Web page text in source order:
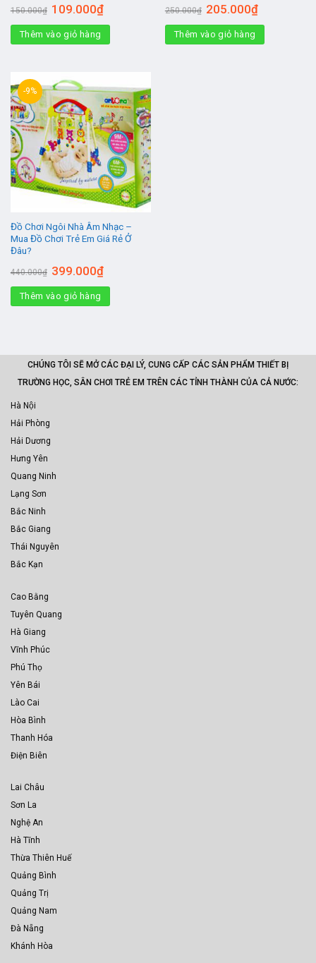
150.000₫ Giá
gốc
là:
150.000₫.
109.000₫Giá
tại
109.000₫.
Thêm vào giỏ hàng
250.000₫ Giá
gốc
là:
250.000₫.
205.000₫Giá
tại
205.000₫.
Thêm vào giỏ hàng
-9%
Đồ Chơi Ngôi Nhà Âm Nhạc –
Mua Đồ Chơi Trẻ Em Giá Rẻ Ở
Đâu?
440.000₫ Giá
gốc
là:
440.000₫.
399.000₫Giá
tại
399.000₫.
Thêm vào giỏ hàng
CHÚNG TÔI SẼ MỞ CÁC ĐẠI LÝ, CUNG CẤP CÁC SẢN PHẨM THIẾT BỊ
TRƯỜNG HỌC, SÂN CHƠI TRẺ EM TRÊN CÁC TỈNH THÀNH CỦA CẢ NƯỚC:
Hà Nội
Hải Phòng
Hải Dương
Hưng Yên
Quang Ninh
Lạng Sơn
Bắc Ninh
Bắc Giang
Thái Nguyên
Bắc Kạn
Cao Bằng
Tuyên Quang
Hà Giang
Vĩnh Phúc
Phú Thọ
Yên Bái
Lào Cai
Hòa Bình
Thanh Hóa
Điện Biên
Lai Châu
Sơn La
Nghệ An
Hà Tĩnh
Thừa Thiên Huế
Quảng Bình
Quảng Trị
Quảng Nam
Đà Nẵng
Khánh Hòa